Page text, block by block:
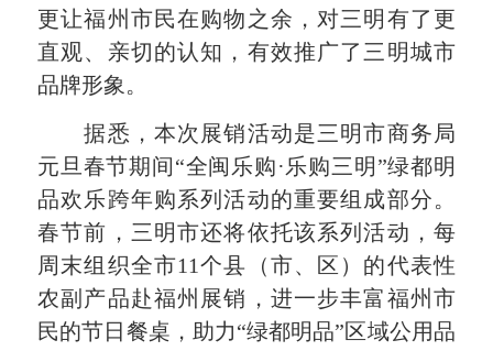
更让福州市民在购物之余，对三明有了更
直观、亲切的认知，有效推广了三明城市
品牌形象。
据悉，本次展销活动是三明市商务局
元旦春节期间“全闽乐购·乐购三明”绿都明
品欢乐跨年购系列活动的重要组成部分。
春节前，三明市还将依托该系列活动，每
周末组织全市11个县（市、区）的代表性
农副产品赴福州展销，进一步丰富福州市
民的节日餐桌，助力“绿都明品”区域公用品